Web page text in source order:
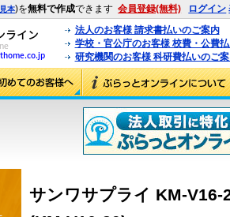
見本)を無料で作成できます 会員登録(無料) ログイン
法人のお客様 請求書払いのご案内
学校・官公庁のお客様 校費・公費
研究機関のお客様 科研費払いのご
サンワサプライ KM-